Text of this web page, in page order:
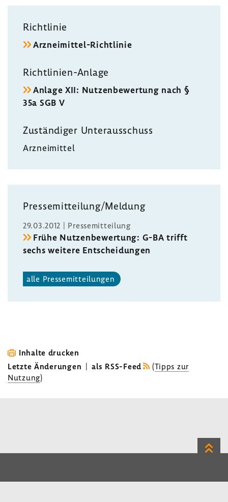
Richt­linie
Arzneimittel-​Richtlinie
Richtlinien-​Anlage
Anlage XII: Nutzen­be­wer­tung nach §
35a SGB V
Zustän­diger Unter­aus­schuss
Arznei­mittel
Pres­se­mit­tei­lung/Meldung
29.03.2012 | Pres­se­mit­tei­lung
Frühe Nutzen­be­wer­tung: G-BA trifft
sechs weitere Entschei­dungen
alle Pres­se­mit­tei­lungen
Inhalte drucken
Letzte Änderungen | als RSS-Feed (Tipps zur
Nutzung)
Zum